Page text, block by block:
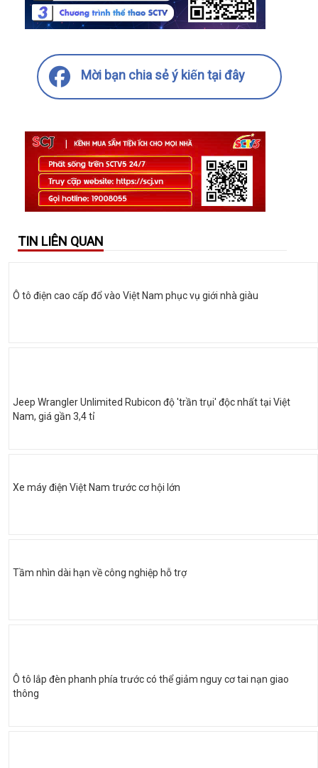
Mời bạn chia sẻ ý kiến tại đây
TIN LIÊN QUAN
Ô tô điện cao cấp đổ vào Việt Nam phục vụ giới nhà giàu
Jeep Wrangler Unlimited Rubicon độ 'trần trụi' độc nhất tại Việt
Nam, giá gần 3,4 tỉ
Xe máy điện Việt Nam trước cơ hội lớn
Tầm nhìn dài hạn về công nghiệp hỗ trợ
Ô tô lắp đèn phanh phía trước có thể giảm nguy cơ tai nạn giao
thông